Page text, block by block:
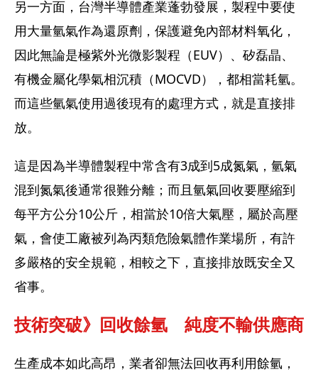
另一方面，台灣半導體產業蓬勃發展，製程中要使
用大量氫氣作為還原劑，保護避免內部材料氧化，
因此無論是極紫外光微影製程（EUV）、矽磊晶、
有機金屬化學氣相沉積（MOCVD），都相當耗氫。
而這些氫氣使用過後現有的處理方式，就是直接排
放。
這是因為半導體製程中常含有3成到5成氮氣，氫氣
混到氮氣後通常很難分離；而且氫氣回收要壓縮到
每平方公分10公斤，相當於10倍大氣壓，屬於高壓
氣，會使工廠被列為丙類危險氣體作業場所，有許
多嚴格的安全規範，相較之下，直接排放既安全又
省事。
技術突破》回收餘氫　純度不輸供應商
生產成本如此高昂，業者卻無法回收再利用餘氫，